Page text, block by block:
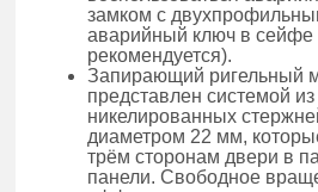
замком с
аварийный ключ в сейфе
рекомендуется).
Запирающий ригельный
представлен системой
никелированных
диаметром 22 мм,
трём сторонам двери в
панели. Свободное